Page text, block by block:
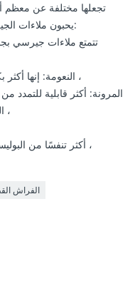
تجعلها مختلفة عن معظم
يحبون ملاءات الجيرسيه المتماسكة. وهنا بعض من الأسباب:
تتمتع ملاءات جيرسي
النعومة: إنها أكثر بكثير من مجرد أطقم مفروشات منسوجة ،
المرونة: أكثر قابلية
الجيرسيه لا يحتوي على خيوط سبانديكس ،
أكثر تنفسًا من البوليستر (المعروف أيضًا باسم الألياف الدقيقة) ،
الفراش